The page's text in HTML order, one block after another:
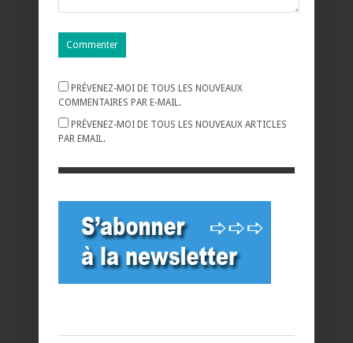
PRÉVENEZ-MOI DE TOUS LES NOUVEAUX
COMMENTAIRES PAR E-MAIL.
PRÉVENEZ-MOI DE TOUS LES NOUVEAUX ARTICLES
PAR EMAIL.